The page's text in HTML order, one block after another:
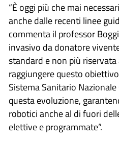
“È oggi più che mai
anche dalle recenti linee
commenta il professor
invasivo da donatore
standard e non più
raggiungere questo
Sistema Sanitario
questa evoluzione,
robotici anche al di fuori
elettive e programmate”.